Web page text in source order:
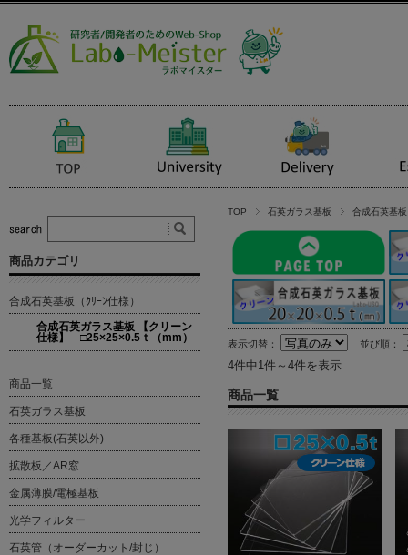
TOP 石英ガラス基板 合成石英基
表示切替： 並び順：
4件中1件～4件を表示
商品一覧
商品カテゴリ
合成石英基板（ｸﾘｰﾝ仕様）
合成石英ガラス基板 【クリーン
仕様】 □25×25×0.5ｔ（mm）
商品一覧
石英ガラス基板
各種基板(石英以外)
拡散板／AR窓
金属薄膜/電極基板
光学フィルター
石英管（オーダーカット/封じ）